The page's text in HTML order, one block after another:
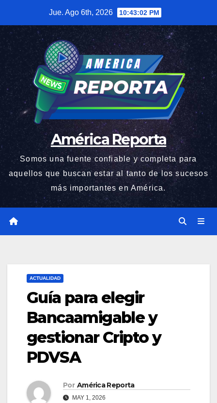
contenido
Jue. Ago 6th, 2026 10:43:03 PM
América Reporta
Somos una fuente confiable y completa para
aquellos que buscan estar al tanto de los sucesos
más importantes en América.
ACTUALIDAD
Guía para elegir
Bancaamigable y
gestionar Cripto y
PDVSA
Por América Reporta
MAY 1, 2026